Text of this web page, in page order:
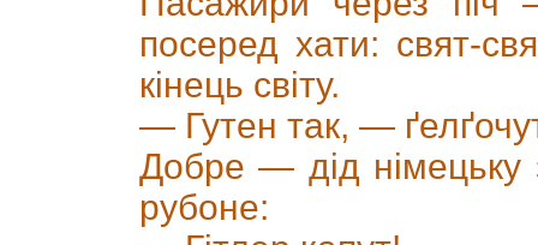
посеред хати: свят-
кінець світу.
— Гутен так, —
Добре — дід німецьку
рубоне: